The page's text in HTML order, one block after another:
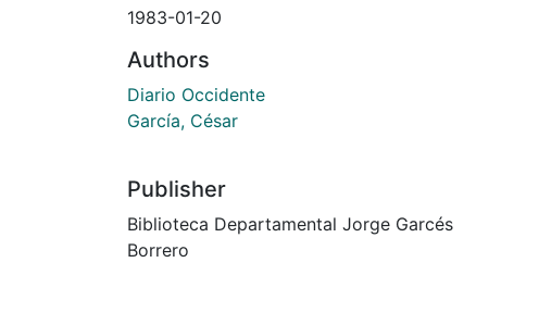
1983-01-20
Authors
Diario Occidente
García, César
Publisher
Biblioteca Departamental Jorge Garcés
Borrero